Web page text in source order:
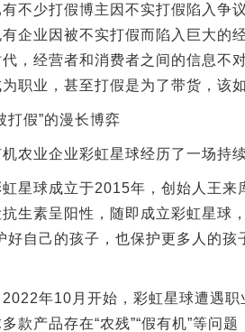
少打假博主因不实打假陷入争议
企业因被不实打假而陷入巨大的
，经营者和消费者之间的信息不
职业，甚至打假是为了带货，该
假”的漫长博弈
业企业彩虹星球经历了一场持续
球成立于2015年，创始人王来
生素呈阳性，随即成立彩虹星球
好自己的孩子，也保护更多人的孩
年10月开始，彩虹星球遭遇职
款产品存在“农残”“假有机”等问